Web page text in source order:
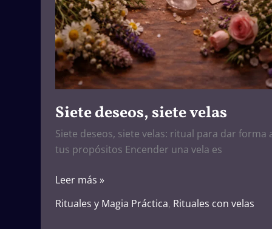
Siete deseos, siete velas
Siete deseos, siete velas: ritual para dar forma
tus propósitos Encender una vela es
Leer más »
Rituales y Magia Práctica, Rituales con velas